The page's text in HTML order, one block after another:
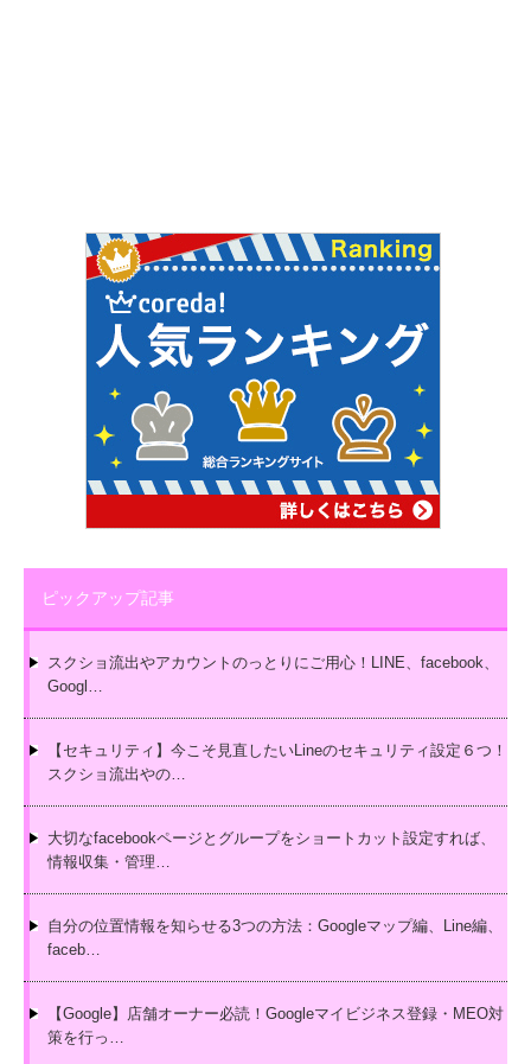
ピックアップ記事
スクショ流出やアカウントのっとりにご用心！LINE、facebook、
Googl…
【セキュリティ】今こそ見直したいLineのセキュリティ設定６つ！
スクショ流出やの…
大切なfacebookページとグループをショートカット設定すれば、
情報収集・管理…
自分の位置情報を知らせる3つの方法：Googleマップ編、Line編、
faceb…
【Google】店舗オーナー必読！Googleマイビジネス登録・MEO対
策を行っ…